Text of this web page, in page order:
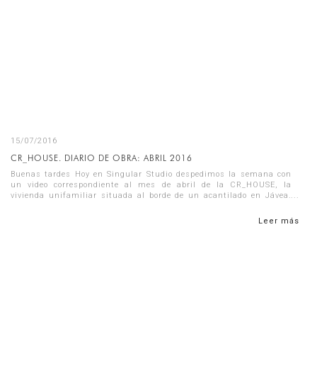
15/07/2016
CR_HOUSE. DIARIO DE OBRA: ABRIL 2016
Buenas tardes Hoy en Singular Studio despedimos la semana con
un video correspondiente al mes de abril de la CR_HOUSE, la
vivienda unifamiliar situada al borde de un acantilado en Jávea.
Leer más